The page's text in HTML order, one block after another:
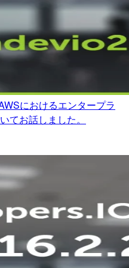
におけるエンタープラ
てお話しました。